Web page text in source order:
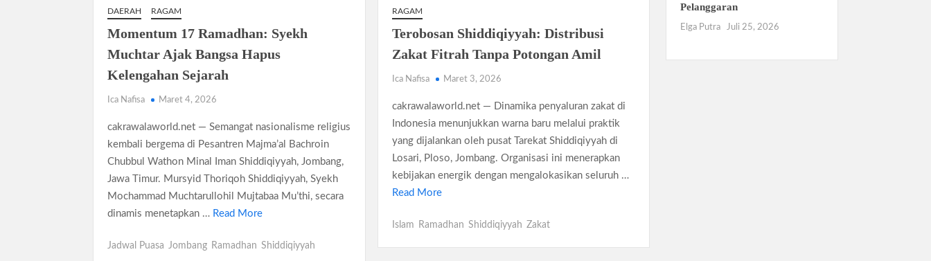
DAERAH RAGAM
Momentum 17 Ramadhan: Syekh
Muchtar Ajak Bangsa Hapus
Kelengahan Sejarah
Ica Nafisa Maret 4, 2026
cakrawalaworld.net — Semangat nasionalisme religius
kembali bergema di Pesantren Majma’al Bachroin
Chubbul Wathon Minal Iman Shiddiqiyyah, Jombang,
Jawa Timur. Mursyid Thoriqoh Shiddiqiyyah, Syekh
Mochammad Muchtarullohil Mujtabaa Mu’thi, secara
dinamis menetapkan … Read More
Jadwal Puasa Jombang Ramadhan Shiddiqiyyah
RAGAM
Terobosan Shiddiqiyyah: Distribusi
Zakat Fitrah Tanpa Potongan Amil
Ica Nafisa Maret 3, 2026
cakrawalaworld.net — Dinamika penyaluran zakat di
Indonesia menunjukkan warna baru melalui praktik
yang dijalankan oleh pusat Tarekat Shiddiqiyyah di
Losari, Ploso, Jombang. Organisasi ini menerapkan
kebijakan energik dengan mengalokasikan seluruh …
Read More
Islam Ramadhan Shiddiqiyyah Zakat
Pelanggaran
Elga Putra Juli 25, 2026